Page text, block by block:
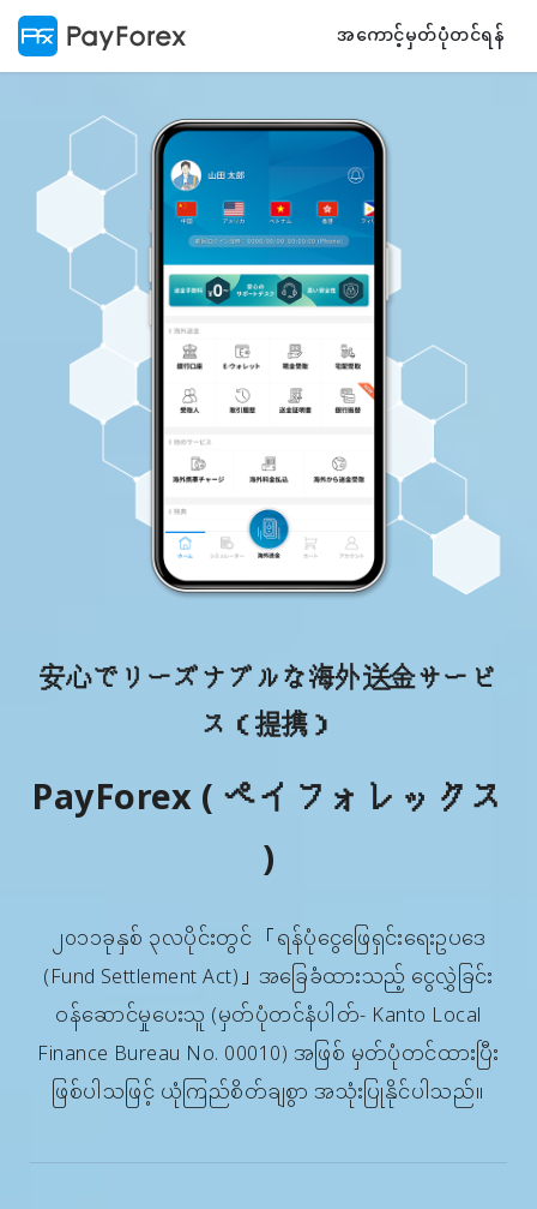
အကောင့်မှတ်ပုံတင်ရန်
安心でリーズナブルな海外送金サービ
ス（提携）
PayForex ( ペイフォレックス
)
၂၀၁၁ခုနှစ် ၃လပိုင်းတွင် 「ရန်ပုံငွေဖြေရှင်းရေးဥပဒေ
(Fund Settlement Act)」အခြေခံထားသည့် ငွေလွှဲခြင်း
ဝန်ဆောင်မှုပေးသူ (မှတ်ပုံတင်နံပါတ်- Kanto Local
Finance Bureau No. 00010) အဖြစ် မှတ်ပုံတင်ထားပြီး
ဖြစ်ပါသဖြင့် ယုံကြည်စိတ်ချစွာ အသုံးပြုနိုင်ပါသည်။